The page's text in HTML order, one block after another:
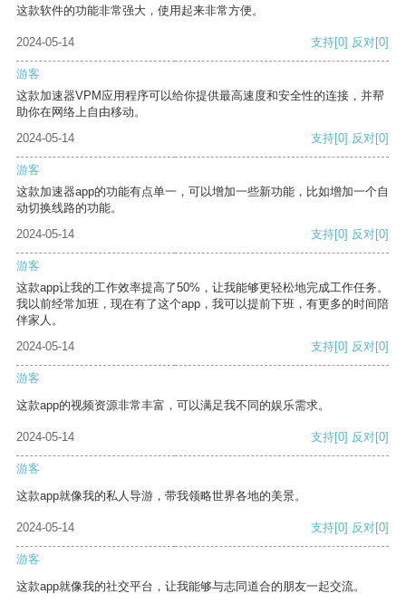
这款软件的功能非常强大，使用起来非常方便。
2024-05-14 支持[0] 反对[0]
游客
这款加速器VPM应用程序可以给你提供最高速度和安全性的连接，并帮
助你在网络上自由移动。
2024-05-14
支持[0] 反对[0]
游客
这款加速器app的功能有点单一，可以增加一些新功能，比如增加一个自
动切换线路的功能。
2024-05-14
支持[0] 反对[0]
游客
这款app让我的工作效率提高了50%，让我能够更轻松地完成工作任务。
我以前经常加班，现在有了这个app，我可以提前下班，有更多的时间陪
伴家人。
2024-05-14
支持[0] 反对[0]
游客
这款app的视频资源非常丰富，可以满足我不同的娱乐需求。
2024-05-14 支持[0] 反对[0]
游客
这款app就像我的私人导游，带我领略世界各地的美景。
2024-05-14 支持[0] 反对[0]
游客
这款app就像我的社交平台，让我能够与志同道合的朋友一起交流。